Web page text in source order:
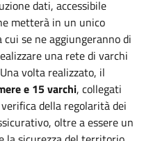
dati, accessibile
metterà in un unico
se ne aggiungeranno di
una rete di varchi
volta realizzato, il
e 15 varchi, collegati
della regolarità dei
oltre a essere un